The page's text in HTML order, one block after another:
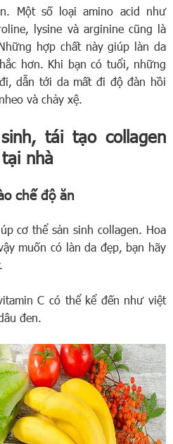
Một số loại amino acid như
lysine và arginine cũng là
hợp chất này giúp làn da
hơn. Khi bạn có tuổi, những
dẫn tới da mất đi độ đàn hồi
và chảy xệ.
tái tạo collagen
nhà
chế độ ăn
cơ thể sản sinh collagen. Hoa
muốn có làn da đẹp, bạn hãy
C có thể kể đến như việt
đen.